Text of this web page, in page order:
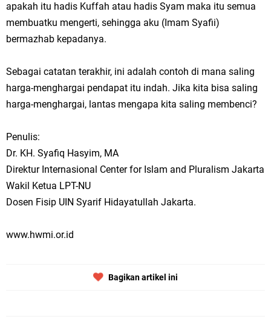
apakah itu hadis Kuffah atau hadis Syam maka itu semua
membuatku mengerti, sehingga aku (Imam Syafii)
bermazhab kepadanya.
Sebagai catatan terakhir, ini adalah contoh di mana saling
harga-menghargai pendapat itu indah. Jika kita bisa saling
harga-menghargai, lantas mengapa kita saling membenci?
Penulis:
Dr. KH. Syafiq Hasyim, MA
Direktur Internasional Center for Islam and Pluralism Jakarta
Wakil Ketua LPT-NU
Dosen Fisip UIN Syarif Hidayatullah Jakarta.
www.hwmi.or.id
Bagikan artikel ini